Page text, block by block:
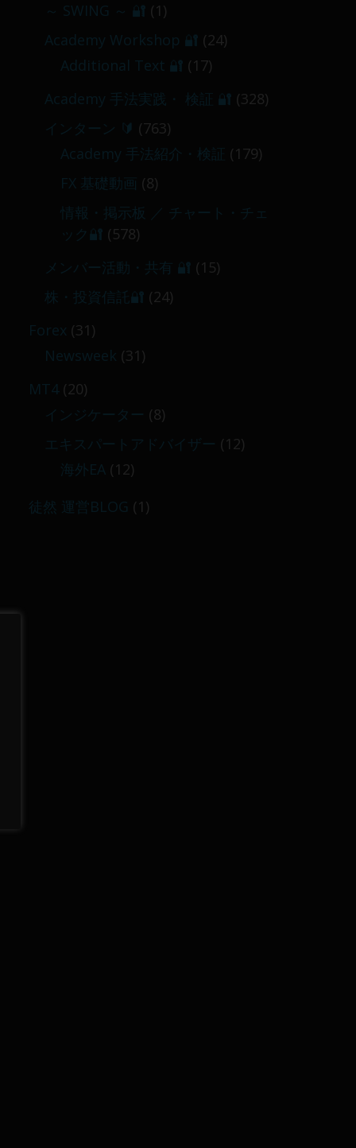
【 メンバー限定 】
2026-03-05～06
2026-03-06
～ SWING ～ 🔐 (1)
Academy Workshop 🔐 (24)
Additional Text 🔐 (17)
Academy 手法実践・ 検証 🔐 (328)
インターン 🔰 (763)
Academy 手法紹介・検証 (179)
FX 基礎動画 (8)
情報・掲示板 ／ チャート・チェ
ック🔐 (578)
メンバー活動・共有 🔐 (15)
株・投資信託🔐 (24)
Forex (31)
Newsweek (31)
MT4(20)
インジケーター (8)
エキスパートアドバイザー (12)
海外EA (12)
徒然 運営BLOG (1)